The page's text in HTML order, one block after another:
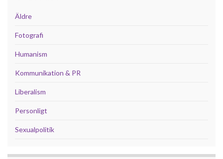
Äldre
Fotografi
Humanism
Kommunikation & PR
Liberalism
Personligt
Sexualpolitik